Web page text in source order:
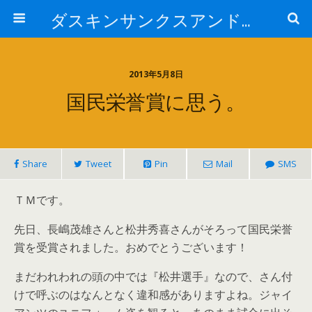
ダスキンサンクスアンドカンパニー株式会社
2013年5月8日
国民栄誉賞に思う。
Share Tweet Pin Mail SMS
ＴＭです。
先日、長嶋茂雄さんと松井秀喜さんがそろって国民栄誉
賞を受賞されました。おめでとうございます！
まだわれわれの頭の中では『松井選手』なので、さん付
けで呼ぶのはなんとなく違和感がありますよね。ジャイ